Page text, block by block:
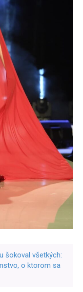
šokoval všetkých:
o ktorom sa